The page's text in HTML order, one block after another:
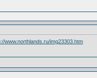
www.northlands.ru/img23303.htm